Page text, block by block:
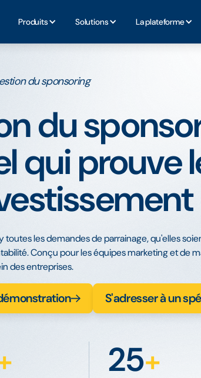
Produits Solutions La plateforme
du sponsoring
du
qui prouve
toutes les demandes de parrainage, qu'elles
Conçu pour les équipes marketing et de
des entreprises.
S'adresser à un
25+